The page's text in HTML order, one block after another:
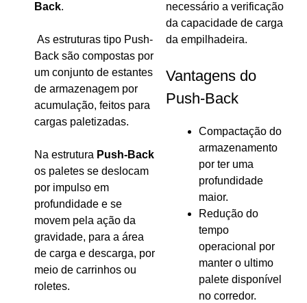
Back.
As estruturas tipo Push-
Back são compostas por
um conjunto de estantes
de armazenagem por
acumulação, feitos para
cargas paletizadas.
Na estrutura Push-Back
os paletes se deslocam
por impulso em
profundidade e se
movem pela ação da
gravidade, para a área
de carga e descarga, por
meio de carrinhos ou
roletes.
necessário a verificação
da capacidade de carga
da empilhadeira.
Vantagens do
Push-Back
Compactação do
armazenamento
por ter uma
profundidade
maior.
Redução do
tempo
operacional por
manter o ultimo
palete disponível
no corredor.